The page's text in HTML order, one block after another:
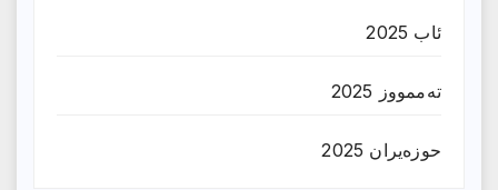
ئاب 2025
تەممووز 2025
حوزه‌یران 2025